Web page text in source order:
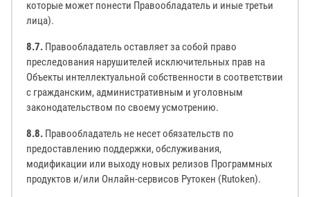
которые может понести Правообладатель и иные третьи
лица).
8.7. Правообладатель оставляет за собой право
преследования нарушителей исключительных прав на
Объекты интеллектуальной собственности в соответствии
с гражданским, административным и уголовным
законодательством по своему усмотрению.
8.8. Правообладатель не несет обязательств по
предоставлению поддержки, обслуживания,
модификации или выходу новых релизов Программных
продуктов и/или Онлайн-сервисов Рутокен (Rutoken).